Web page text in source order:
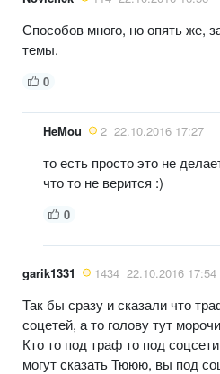
Способов много, но опять же,
темы.
0
HeMou 2 22.10.2016 17:27
то есть просто это не
что то не верится :)
0
garik1331 1434 22.10.2016 17:54
Так бы сразу и сказали что
соцетей, а то голову тут
Кто то под траф то под
могут сказать Тююю, вы под